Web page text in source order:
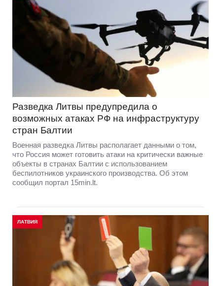
Разведка Литвы предупредила о
возможных атаках РФ на инфраструктуру
стран Балтии
Военная разведка Литвы располагает данными о том,
что Россия может готовить атаки на критически важные
объекты в странах Балтии с использованием
беспилотников украинского производства. Об этом
сообщил портал 15min.lt.
ЛАТВИЯ